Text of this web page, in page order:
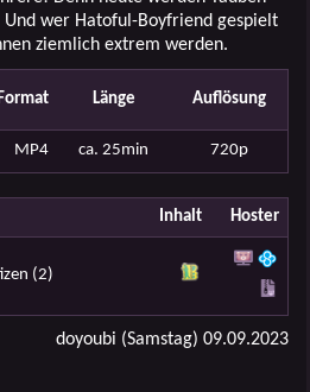
wer Hatoful-Boyfriend gespielt
ziemlich extrem werden.
Format Länge Auflösung
MP4 ca. 25min 720p
Inhalt Hoster
(2)
doyoubi (Samstag) 09.09.2023